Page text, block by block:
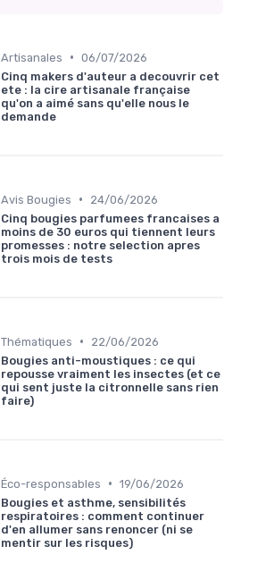
Artisanales • 06/07/2026
Cinq makers d'auteur a decouvrir cet
ete : la cire artisanale française
qu'on a aimé sans qu'elle nous le
demande
Avis Bougies •
24/06/2026
Cinq bougies parfumees francaises a
moins de 30 euros qui tiennent leurs
promesses : notre selection apres
trois mois de tests
Thématiques •
22/06/2026
Bougies anti-moustiques : ce qui
repousse vraiment les insectes (et ce
qui sent juste la citronnelle sans rien
faire)
Éco-responsables • 19/06/2026
Bougies et asthme, sensibilités
respiratoires : comment continuer
d'en allumer sans renoncer (ni se
mentir sur les risques)